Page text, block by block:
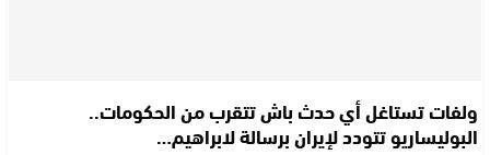
ولفات تستاغل أي حدث باش تتقرب من الحكومات..
البوليساريو تتودد لإيران برسالة لابراهيم…